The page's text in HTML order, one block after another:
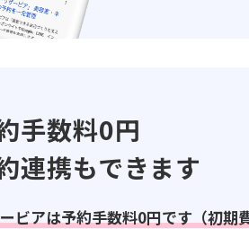
手数料0円
連携もできます
ビアは予約手数料0円です（初期